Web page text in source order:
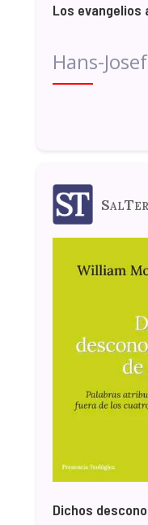
Los evangelios
Hans-
Dichos